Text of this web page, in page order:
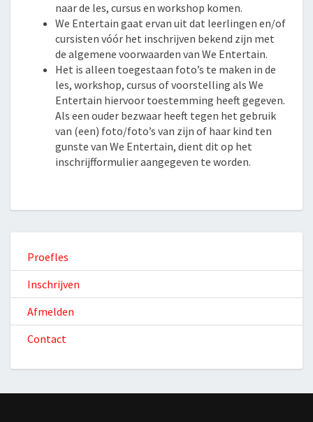
naar de les, cursus en workshop komen.
We Entertain gaat ervan uit dat leerlingen en/of
cursisten vóór het inschrijven bekend zijn met
de algemene voorwaarden van We Entertain.
Het is alleen toegestaan foto’s te maken in de
les, workshop, cursus of voorstelling als We
Entertain hiervoor toestemming heeft gegeven.
Als een ouder bezwaar heeft tegen het gebruik
van (een) foto/foto’s van zijn of haar kind ten
gunste van We Entertain, dient dit op het
inschrijfformulier aangegeven te worden.
Proefles
Inschrijven
Afmelden
Contact